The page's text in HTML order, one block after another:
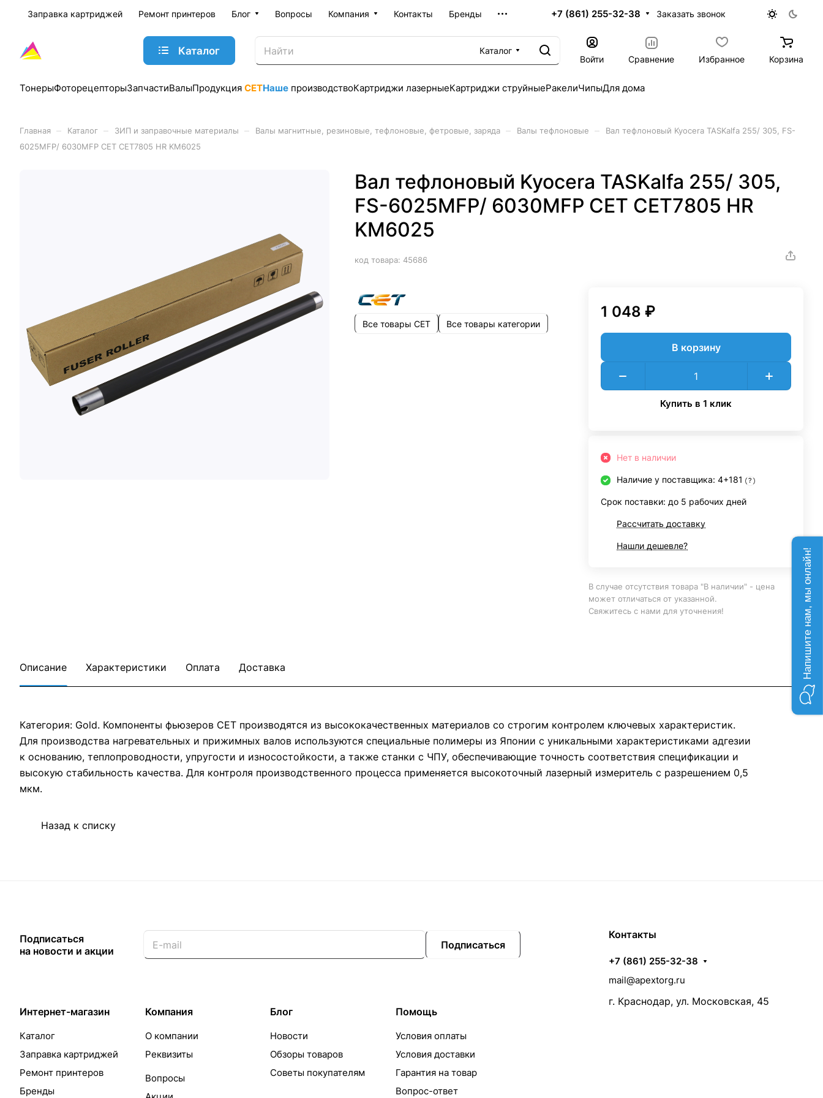
Заправка картриджей Ремонт принтеров Блог Вопросы Компания Контакты Бренды +7 (861) 255-32-38 Заказать звонок
Каталог
Каталог
Войти
Сравнение Избранное Корзина
ТонерыФоторецепторыЗапчастиВалыПродукция CETНаше производствоКартриджи лазерныеКартриджи струйныеРакелиЧипыДля дома
Главная Каталог ЗИП и заправочные материалы Валы магнитные, резиновые, тефлоновые, фетровые, заряда Валы тефлоновые
Вал тефлоновый Kyocera TASKalfa 255/ 305, FS-
6025MFP/ 6030MFP CET CET7805 HR KM6025
Вал тефлоновый Kyocera TASKalfa 255/ 305,
FS-6025MFP/ 6030MFP CET CET7805 HR
KM6025
код товара: 45686
Все товары CET Все товары категории
1 048 ₽
В корзину
Купить в 1 клик
Нет в наличии
Наличие у поставщика: 4+181 ?
Срок поставки: до 5 рабочих дней
Рассчитать доставку
Нашли дешевле?
В случае отсутствия товара "В наличии" - цена
может отличаться от указанной.
Свяжитесь с нами для уточнения!
Описание Характеристики Оплата Доставка
Категория: Gold. Компоненты фьюзеров CET производятся из высококачественных материалов со строгим контролем ключевых характеристик.
Для производства нагревательных и прижимных валов используются специальные полимеры из Японии с уникальными характеристиками адгезии
к основанию, теплопроводности, упругости и износостойкости, а также станки с ЧПУ, обеспечивающие точность соответствия спецификации и
высокую стабильность качества. Для контроля производственного процесса применяется высокоточный лазерный измеритель с разрешением 0,5
мкм.
Назад к списку
Подписаться
на новости и акции
Подписаться
Интернет-магазин
Каталог
Заправка картриджей
Ремонт принтеров
Бренды
Компания
О компании
Реквизиты
Вопросы
Блог
Новости
Обзоры товаров
Советы покупателям
Помощь
Условия оплаты
Условия доставки
Гарантия на товар
Вопрос-ответ
Контакты
+7 (861) 255-32-38
mail@apextorg.ru
г. Краснодар, ул. Московская, 45
Напишите нам, мы онлайн!